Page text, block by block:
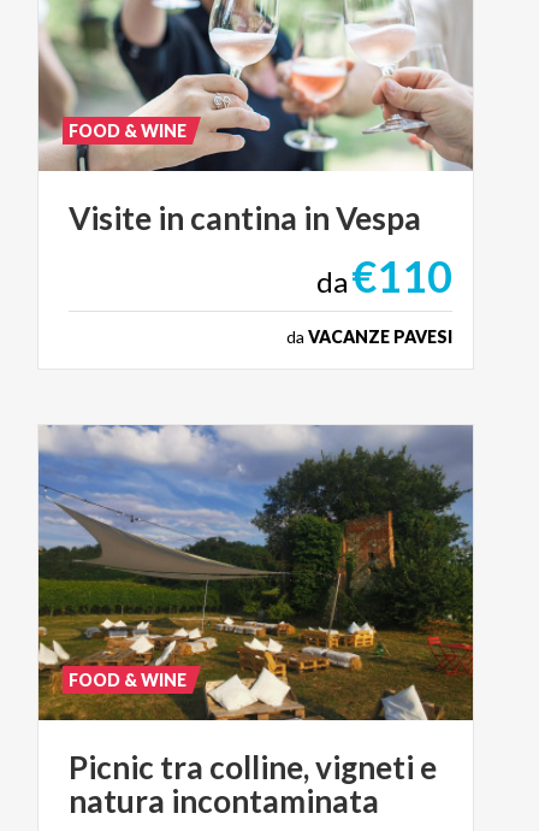
Visite in cantina inVespa
FOOD & WINE
da€110
da VACANZE PAVESI
Picnic tra colline,vigneti e
natura incontaminata
FOOD & WINE